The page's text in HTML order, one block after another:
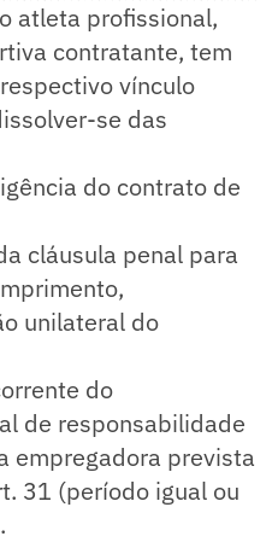
atleta profissional,
contratante, tem
vínculo
se das
do contrato de
cláusula penal para
unilateral do
do
de responsabilidade
empregadora prevista
31 (período igual ou